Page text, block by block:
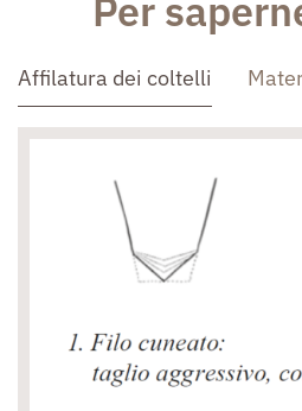
Per
Affilatura dei coltelli